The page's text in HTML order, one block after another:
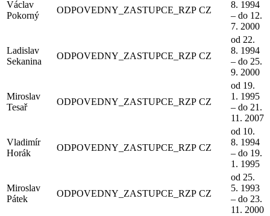
Václav
Pokorný
ODPOVEDNY_ZASTUPCE_RZP CZ
8. 1994
– do 12.
7. 2000
Ladislav
Sekanina
ODPOVEDNY_ZASTUPCE_RZP CZ
od 22.
8. 1994
– do 25.
9. 2000
Miroslav
Tesař
ODPOVEDNY_ZASTUPCE_RZP CZ
od 19.
1. 1995
– do 21.
11. 2007
Vladimír
Horák
ODPOVEDNY_ZASTUPCE_RZP CZ
od 10.
8. 1994
– do 19.
1. 1995
Miroslav
Pátek
ODPOVEDNY_ZASTUPCE_RZP CZ
od 25.
5. 1993
– do 23.
11. 2000